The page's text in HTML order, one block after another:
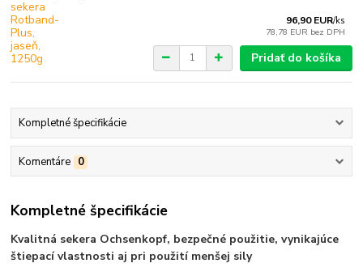
96,90 EUR/ks
78,78 EUR bez DPH
Pridať do košíka
Kompletné špecifikácie
Komentáre 0
Kompletné špecifikácie
Kvalitná sekera Ochsenkopf, bezpečné použitie, vynikajúce
štiepací vlastnosti aj pri použití menšej sily